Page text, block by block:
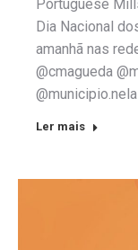
Portuguese
Dia Nacional
amanhã nas
@cmagueda
Ler mais